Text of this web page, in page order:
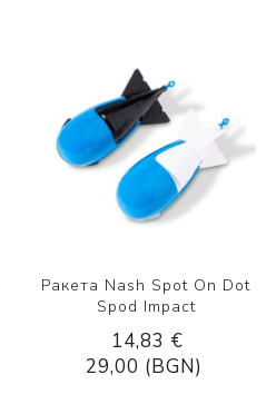
Ракета Nash Spot On Dot
Spod Impact
14,83 €
29,00 (BGN)